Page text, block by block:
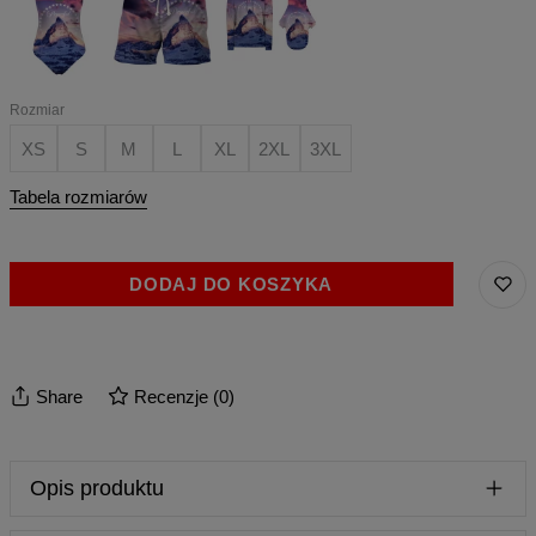
POWERFUL
POWERFUL
Rozmiar
XS S M L XL 2XL 3XL
Tabela rozmiarów
DODAJ DO KOSZYKA
Share Recenzje(0)
Opis produktu